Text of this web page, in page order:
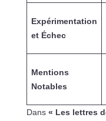
Expérimentation
et Échec
Mentions
Notables
Dans « Les lettres